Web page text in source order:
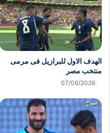
الهدف الاول للبرازيل فى مرمى
منتخب مصر
07/06/2026